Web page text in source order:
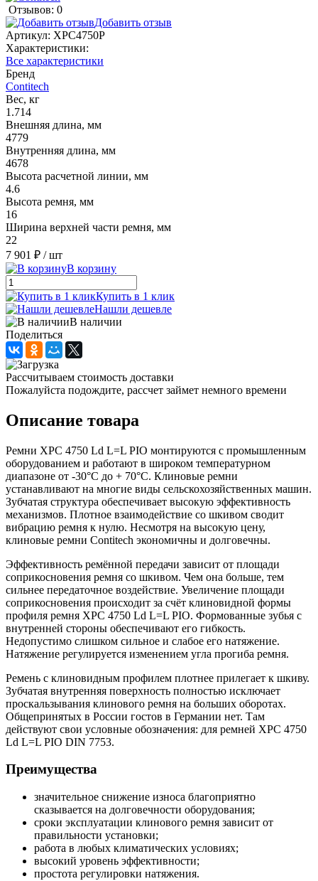
Отзывов: 0
Добавить отзыв
Артикул: XPC4750P
Характеристики:
Все характеристики
Бренд
Contitech
Вес, кг
1.714
Внешняя длина, мм
4779
Внутренняя длина, мм
4678
Высота расчетной линии, мм
4.6
Высота ремня, мм
16
Ширина верхней части ремня, мм
22
7 901 ₽ / шт
В корзину
Купить в 1 клик
Нашли дешевле
В наличии
Поделиться
Рассчитываем стоимость доставки
Пожалуйста подождите, рассчет займет немного времени
Описание товара
Ремни XPC 4750 Ld L=L PIO монтируются с промышленным
оборудованием и работают в широком температурном
диапазоне от -30°С до + 70°С. Клиновые ремни
устанавливают на многие виды сельскохозяйственных машин.
Зубчатая структура обеспечивает высокую эффективность
механизмов. Плотное взаимодействие со шкивом сводит
вибрацию ремня к нулю. Несмотря на высокую цену,
клиновые ремни Contitech экономичны и долговечны.
Эффективность ремённой передачи зависит от площади
соприкосновения ремня со шкивом. Чем она больше, тем
сильнее передаточное воздействие. Увеличение площади
соприкосновения происходит за счёт клиновидной формы
профиля ремня XPC 4750 Ld L=L PIO. Формованные зубья с
внутренней стороны обеспечивают его гибкость.
Недопустимо слишком сильное и слабое его натяжение.
Натяжение регулируется изменением угла прогиба ремня.
Ремень с клиновидным профилем плотнее прилегает к шкиву.
Зубчатая внутренняя поверхность полностью исключает
проскальзывания клинового ремня на больших оборотах.
Общепринятых в России гостов в Германии нет. Там
действуют свои условные обозначения: для ремней XPC 4750
Ld L=L PIO DIN 7753.
Преимущества
значительное снижение износа благоприятно
сказывается на долговечности оборудования;
сроки эксплуатации клинового ремня зависит от
правильности установки;
работа в любых климатических условиях;
высокий уровень эффективности;
простота регулировки натяжения.